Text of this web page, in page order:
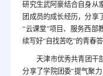
研究生武阿豪结合自身从
团成员的成长经历，分享
“云课堂”项目、服务西部
续写好“自找苦吃”的青春
天津市优秀共青团干
分享了学院团委“提气聚